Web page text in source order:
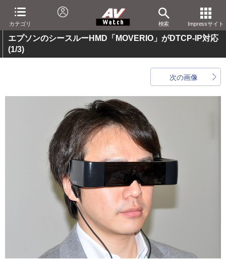
カテゴリ 検索 Impressサイト
エプソンのシースルーHMD「MOVERIO」がDTCP-IP対応
(1/3)
次の画像